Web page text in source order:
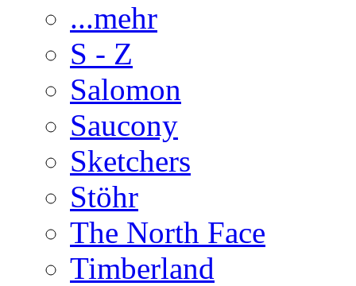
...mehr
S - Z
Salomon
Saucony
Sketchers
Stöhr
The North Face
Timberland